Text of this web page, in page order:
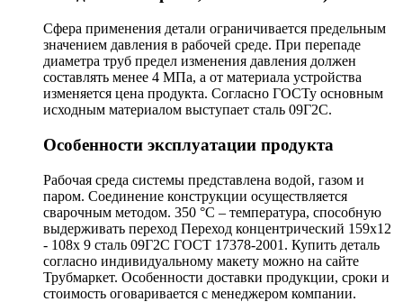
Сфера применения детали ограничивается предельным
значением давления в рабочей среде. При перепаде
диаметра труб предел изменения давления должен
составлять менее 4 МПа, а от материала устройства
изменяется цена продукта. Согласно ГОСТу основным
исходным материалом выступает сталь 09Г2С.
Особенности эксплуатации продукта
Рабочая среда системы представлена водой, газом и
паром. Соединение конструкции осуществляется
сварочным методом. 350 °С – температура, способную
выдерживать переход Переход концентрический 159х12
- 108х 9 сталь 09Г2С ГОСТ 17378-2001. Купить деталь
согласно индивидуальному макету можно на сайте
Трубмаркет. Особенности доставки продукции, сроки и
стоимость оговаривается с менеджером компании.